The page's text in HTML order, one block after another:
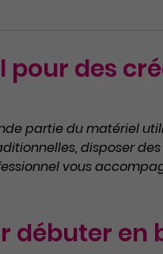
pour des
partie du matériel
disposer
vous
débuter en